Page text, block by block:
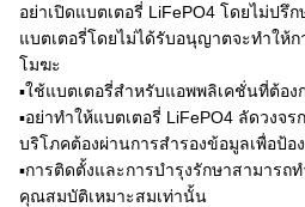
อย่าเปิดแบตเตอรี่ LiFePO4 โดยไม่ปรึ
แบตเตอรี่โดยไม่ได้รับอนุญาตจะทำให้
โมฆะ
▪ใช้แบตเตอรี่สำหรับแอพพลิเคชั่นที่ต้อง
▪อย่าทำให้แบตเตอรี่ LiFePO4 ลัดวงจร
บริโภคต้องผ่านการสำรองข้อมูลเพื่อป้อ
▪การติดตั้งและการบำรุงรักษาสามารถ
คุณสมบัติเหมาะสมเท่านั้น